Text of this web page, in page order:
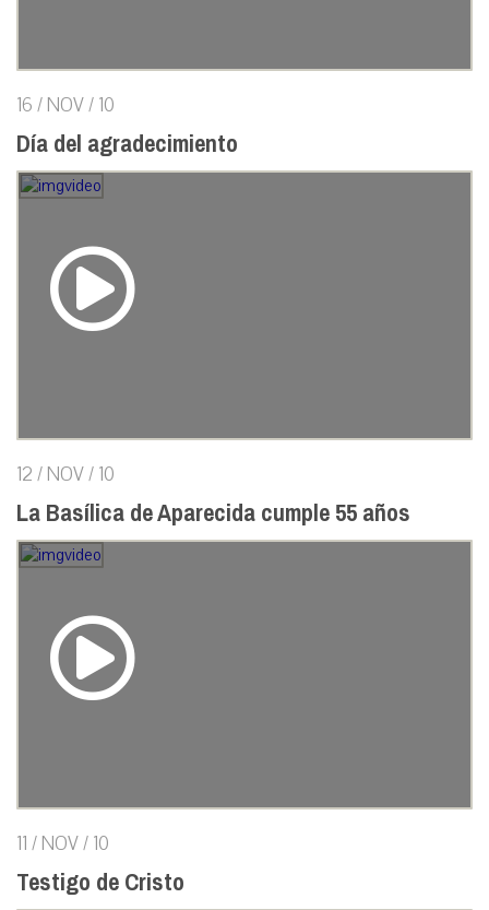
16 / NOV / 10
Día del agradecimiento
12 / NOV / 10
La Basílica de Aparecida cumple 55 años
11 / NOV / 10
Testigo de Cristo